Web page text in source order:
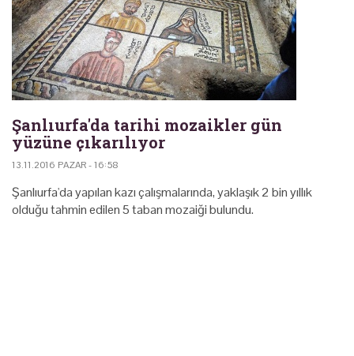
Şanlıurfa'da tarihi mozaikler gün
yüzüne çıkarılıyor
13.11.2016 PAZAR - 16:58
Şanlıurfa'da yapılan kazı çalışmalarında, yaklaşık 2 bin yıllık
olduğu tahmin edilen 5 taban mozaiği bulundu.